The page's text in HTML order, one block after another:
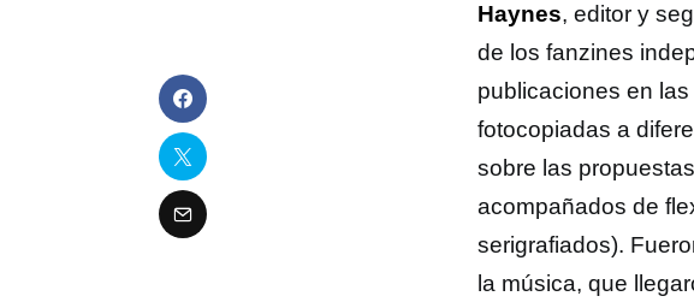
Haynes, editor y
de los fanzines
publicaciones en
fotocopiadas a
sobre las
acompañados de
serigrafiados).
la música, que